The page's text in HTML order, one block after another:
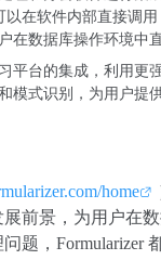
以在软件内部直接调
在数据库操作环境中
平台的集成，利用更
模式识别，为用户提
home
前景，为用户在
题，Formularizer